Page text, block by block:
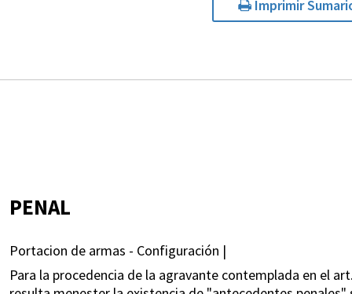
Imprimir
PENAL
Portacion de armas - Configuración |
Para la procedencia de la agravante contemplada en el